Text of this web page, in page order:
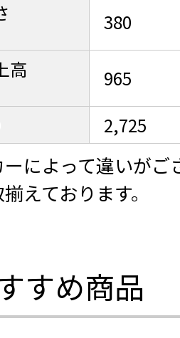
380
高
965
2,725
によって違いがご
えております。
すめ商品